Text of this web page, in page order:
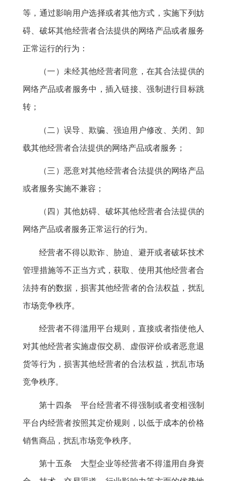
等 ， 通过影响用户选择或者其他方式，实施下列妨
碍、破坏其他经营者合法提供的网络产品或者服务
正常运行的行为：
（一）未经其他经营者同意 ，在其合法提供的
网络产品或者服务中，插入链接、强制进行目标跳
转 ；
（二）误导、欺骗、强迫用户修改、关闭、卸
载其他经营者合法提供的网络产品或者服务 ；
（三）恶意对其他经营者合法提供的网络产品
或者服务实施不兼容 ；
（四）其他妨碍、破坏其他经营者合法提供的
网络产品或者服务正常运行的行为。
经营者不得以欺诈、胁迫、避开或者破坏技术
管理措施等不正当方式，获取、使用其他经营者合
法持有的数据，损害其他经营者的合法权益 ， 扰乱
市场竞争秩序。
经营者不得滥用平台规则 ， 直接或者指使他人
对其他经营者实施虚假交易、虚假评价或者恶意退
货等行为，损害其他经营者的合法权益 ，扰乱市场
竞争秩序。
第十四条 平台经营者不得强制或者变相强制
平台内经营者按照其定价规则 ， 以低于成本的价格
销售商品，扰乱市场竞争秩序。
第十五条 大型企业等经营者不得滥用自身资